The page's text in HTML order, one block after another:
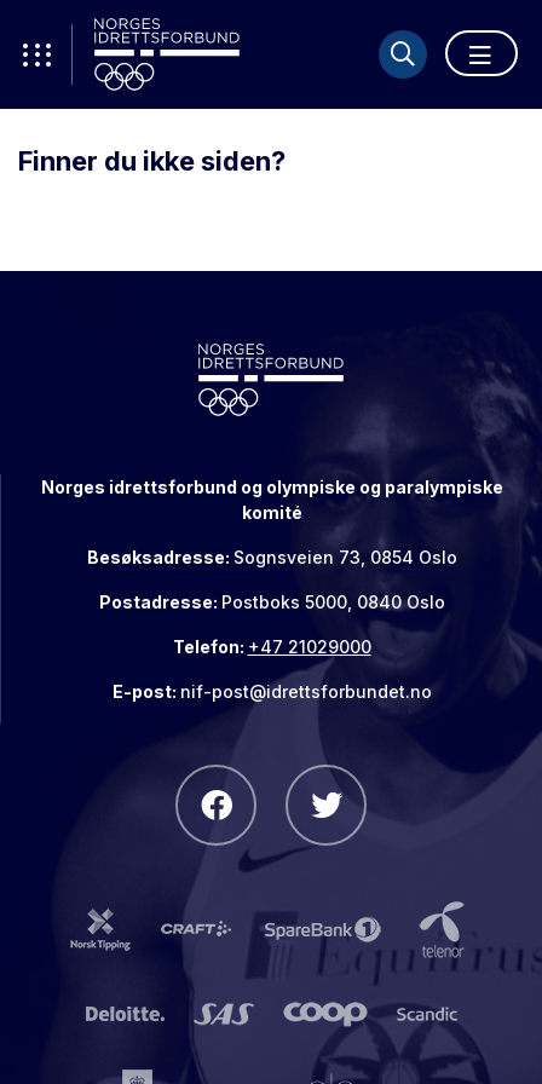
Finner du ikke siden?
Norges idrettsforbund og olympiske og paralympiske
komité
Besøksadresse: Sognsveien 73, 0854 Oslo
Postadresse: Postboks 5000, 0840 Oslo
Telefon: +47 21029000
E-post: nif-post@idrettsforbundet.no